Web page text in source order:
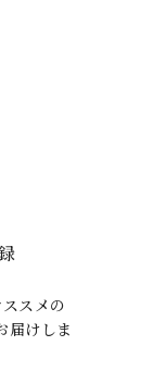
スメの
届けしま